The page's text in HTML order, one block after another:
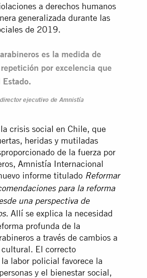
a derechos humanos
generalizada durante las
de 2019.
es la medida de
por excelencia que
ejecutivo de Amnistía
crisis social en Chile, que
heridas y mutiladas
de la fuerza por
Amnistía Internacional
informe titulado Reformar
para la reforma
una perspectiva de
. Allí se explica la necesidad
profunda de la
a través de cambios a
El correcto
labor policial favorece la
y el bienestar social,